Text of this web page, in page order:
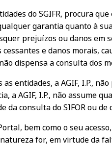
do SGIFR, procura
garantia quanto à
prejuízos ou danos
e danos morais,
dispensa a consulta dos
entidades, a AGIF, I.P.,
a AGIF, I.P., não assume
consulta do SIFOR ou
bem como o seu
for, em virtude da